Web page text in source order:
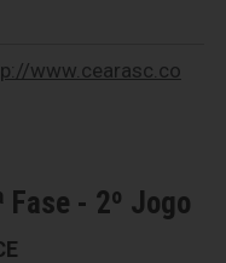
www.cearasc.co
Fase - 2º Jogo